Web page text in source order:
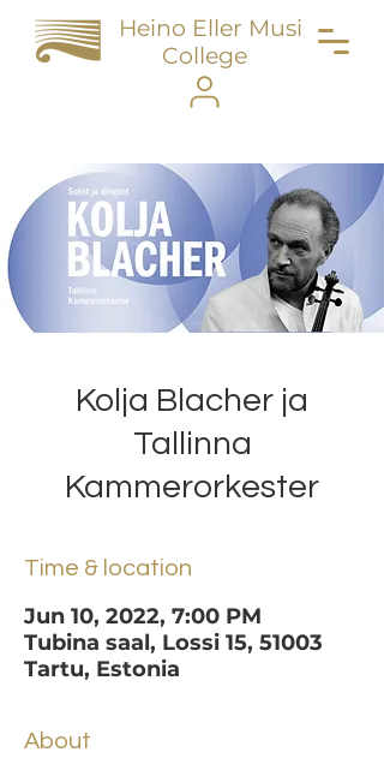
Heino Eller Music
College
Kolja Blacher ja
Tallinna
Kammerorkester
Time & location
Jun 10, 2022, 7:00 PM
Tubina saal, Lossi 15, 51003
Tartu, Estonia
About